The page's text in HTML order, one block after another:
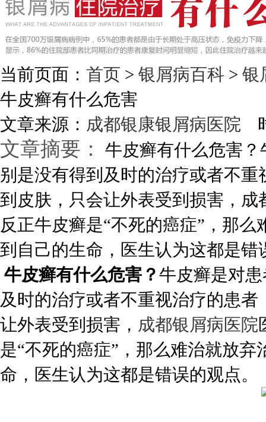
当前页面： 首页 > 银屑病百科 > 银
牛皮癣有什么危害
文章来源： 成都银康银屑病医院
文章摘要：
牛皮癣有什么危害
别是没有得到及时的治疗或者不
到皮肤，只会让外表受到损害，
反正牛皮癣是“不死的癌症”，那
到自己的生命，医生认为这都是错
牛皮癣有什么危害？牛皮癣是对
及时的治疗或者不重视治疗的患
让外表受到损害， 成都银屑病医院
是“不死的癌症”，那么难治就放
命，医生认为这都是错误的观点。